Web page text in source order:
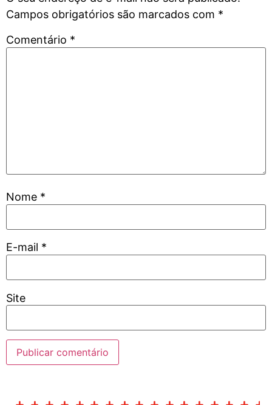
Campos obrigatórios são marcados com *
Comentário *
Nome *
E-mail *
Site